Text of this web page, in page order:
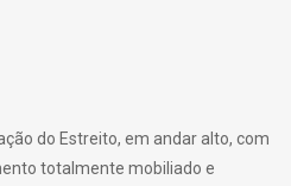
do Estreito, em andar alto, com
totalmente mobiliado e